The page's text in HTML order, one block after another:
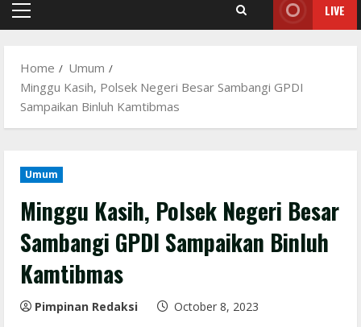
Primary
LIVE
Home
Umum
Minggu Kasih, Polsek Negeri Besar Sambangi GPDI
Sampaikan Binluh Kamtibmas
Umum
Minggu Kasih, Polsek Negeri Besar
Sambangi GPDI Sampaikan Binluh
Kamtibmas
Pimpinan Redaksi
October 8, 2023